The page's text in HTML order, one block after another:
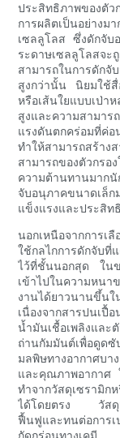
ประสิทธิภาพของตัว
การผลิตเป็นอย่าง
เซลลูโลส ซึ่งดักจับ
ระดาษเซลลูโลสจะ
สามารถในการดัก
สูงกว่านั้น นิยมใช้สื่
หรือเส้นใยแบบเป่า
สูงและความสามา
แรงดันตกคร่อมที่ค่
ทำให้สามารถสร้าง
สามารถของตัวกรอ
ความต้านทานมากนั
จับอนุภาคขนาดเล็
แข็งแรงและประสิท
นอกเหนือจากการเ
ใช้กลไกการดักจับ
ไว้ที่ชั้นนอกสุด ในข
เข้าไปในความหนา
งานได้ยาวนานขึ้น
เนื่องจากสารปนเ
น้ำมันเชื้อเพลิงแล
ถ่านกัมมันต์เพื่อดูด
มลพิษทางอากาศบา
และคุณภาพอากาศ
ทำจากวัสดุเซรามิก
ได้โดยตรง วัสดุเ
ฟื้นฟูและทนต่อการ